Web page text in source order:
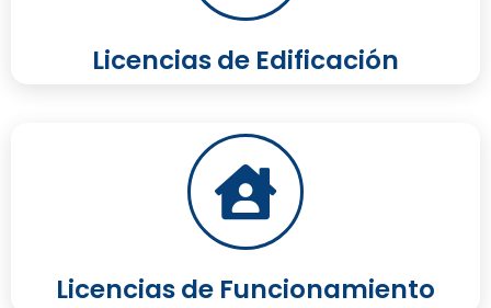
Licencias de Edificación
Licencias de Funcionamiento